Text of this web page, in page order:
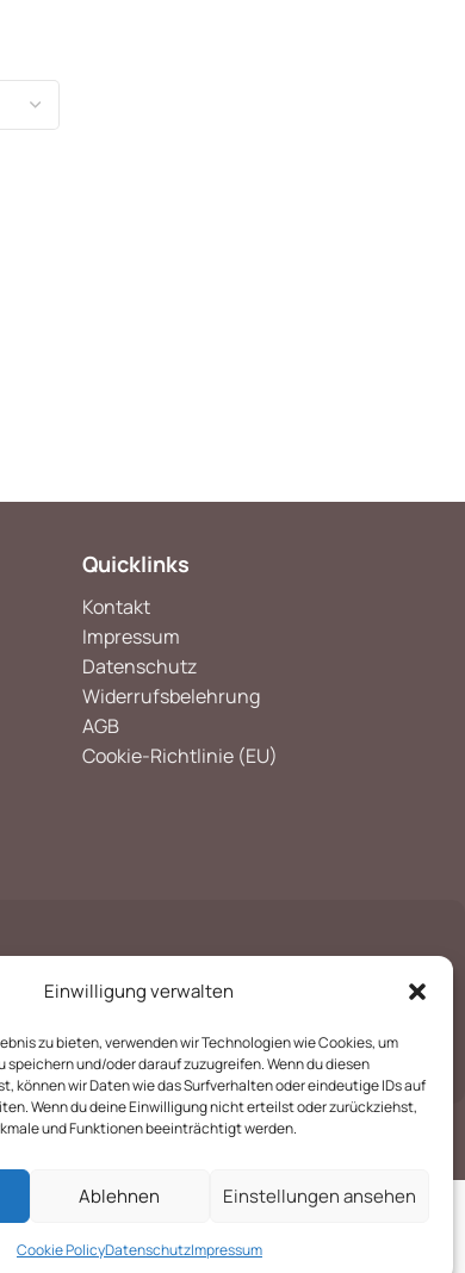
Einwilligung verwalten
zu bieten, verwenden wir Technologien wie Cookies, um
und/oder darauf zuzugreifen. Wenn du diesen
können wir Daten wie das Surfverhalten oder eindeutige IDs auf
Wenn du deine Einwilligung nicht erteilst oder zurückziehst,
und Funktionen beeinträchtigt werden.
Ablehnen Einstellungen ansehen
Cookie PolicyDatenschutzImpressum
Quicklinks
Kontakt
Impressum
Datenschutz
Widerrufsbelehrung
AGB
Cookie-Richtlinie (EU)